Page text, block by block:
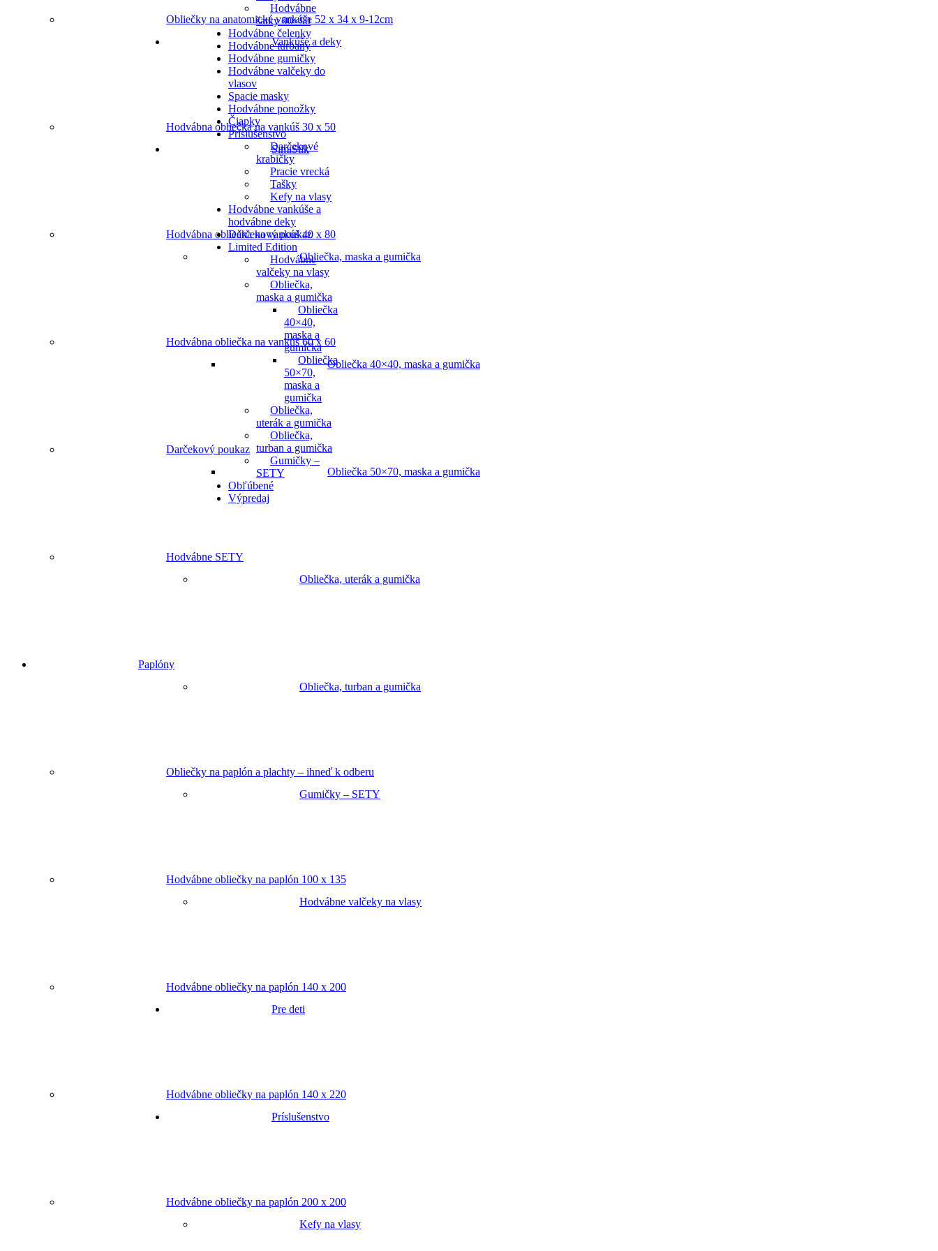
Vankúše a deky
SimiSilk
Obliečka, maska a gumička
Obliečka 40×40, maska a gumička
Obliečka 50×70, maska a gumička
Obliečka, uterák a gumička
Obliečka, turban a gumička
Gumičky – SETY
Hodvábne valčeky na vlasy
Pre deti
Príslušenstvo
Kefy na vlasy
Hodvábne
šatky 90×90
Hodvábne čelenky
Hodvábne turbany
Hodvábne gumičky
Hodvábne valčeky do
vlasov
Spacie masky
Hodvábne ponožky
Čiapky
Príslušenstvo
Darčekové
krabičky
Pracie vrecká
Tašky
Kefy na vlasy
Hodvábne vankúše a
hodvábne deky
Darčekový poukaz
Limited Edition
Hodvábne
valčeky na vlasy
Obliečka,
maska a gumička
Obliečka
40×40,
maska a
gumička
Obliečka
50×70,
maska a
gumička
Obliečka,
uterák a gumička
Obliečka,
turban a gumička
Gumičky –
SETY
Obľúbené
Výpredaj
Obliečky na anatomické vankúše 52 x 34 x 9-12cm
Hodvábna obliečka na vankúš 30 x 50
Hodvábna obliečka na vankúš 40 x 80
Hodvábna obliečka na vankúš 60 x 60
Darčekový poukaz
Hodvábne SETY
Paplóny
Obliečky na paplón a plachty – ihneď k odberu
Hodvábne obliečky na paplón 100 x 135
Hodvábne obliečky na paplón 140 x 200
Hodvábne obliečky na paplón 140 x 220
Hodvábne obliečky na paplón 200 x 200